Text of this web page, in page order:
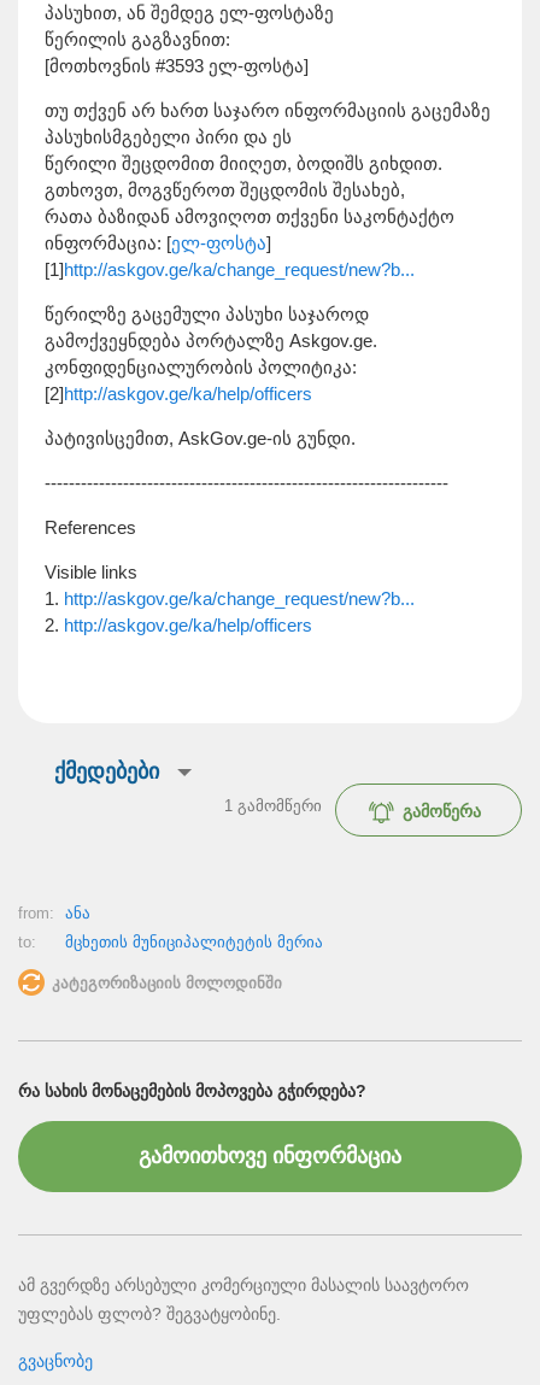
პასუხით, ან შემდეგ ელ-ფოსტაზე
წერილის გაგზავნით:
[მოთხოვნის #3593 ელ-ფოსტა]
თუ თქვენ არ ხართ საჯარო ინფორმაციის გაცემაზე
პასუხისმგებელი პირი და ეს
წერილი შეცდომით მიიღეთ, ბოდიშს გიხდით.
გთხოვთ, მოგვწეროთ შეცდომის შესახებ,
რათა ბაზიდან ამოვიღოთ თქვენი საკონტაქტო
ინფორმაცია: [ელ-ფოსტა]
[1]http://askgov.ge/ka/change_request/new?b...
წერილზე გაცემული პასუხი საჯაროდ
გამოქვეყნდება პორტალზე Askgov.ge.
კონფიდენციალურობის პოლიტიკა:
[2]http://askgov.ge/ka/help/officers
პატივისცემით, AskGov.ge-ის გუნდი.
-------------------------------------------------------------------
References
Visible links
1. http://askgov.ge/ka/change_request/new?b...
2. http://askgov.ge/ka/help/officers
ქმედებები
გამოწერა
1 გამომწერი
from:
ანა
to:
მცხეთის მუნიციპალიტეტის მერია
კატეგორიზაციის მოლოდინში
ᲠᲐ ᲡᲐᲮᲘᲡ ᲛᲝᲜᲐᲪᲔᲛᲔᲑᲘᲡ ᲛᲝᲞᲝᲕᲔᲑᲐ ᲒᲭᲘᲠᲓᲔᲑᲐ?
გამოითხოვე ინფორმაცია
ამ გვერდზე არსებული კომერციული მასალის საავტორო
უფლებას ფლობ? შეგვატყობინე.
გვაცნობე